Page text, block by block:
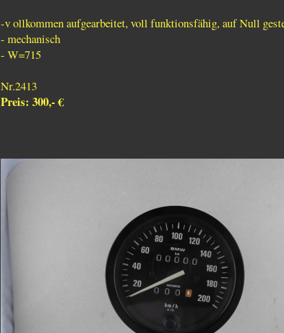
-v ollkommen aufgearbeitet, voll funktionsfähig, auf Null
- mechanisch
- W=715
Nr.2413
Preis: 300,- €